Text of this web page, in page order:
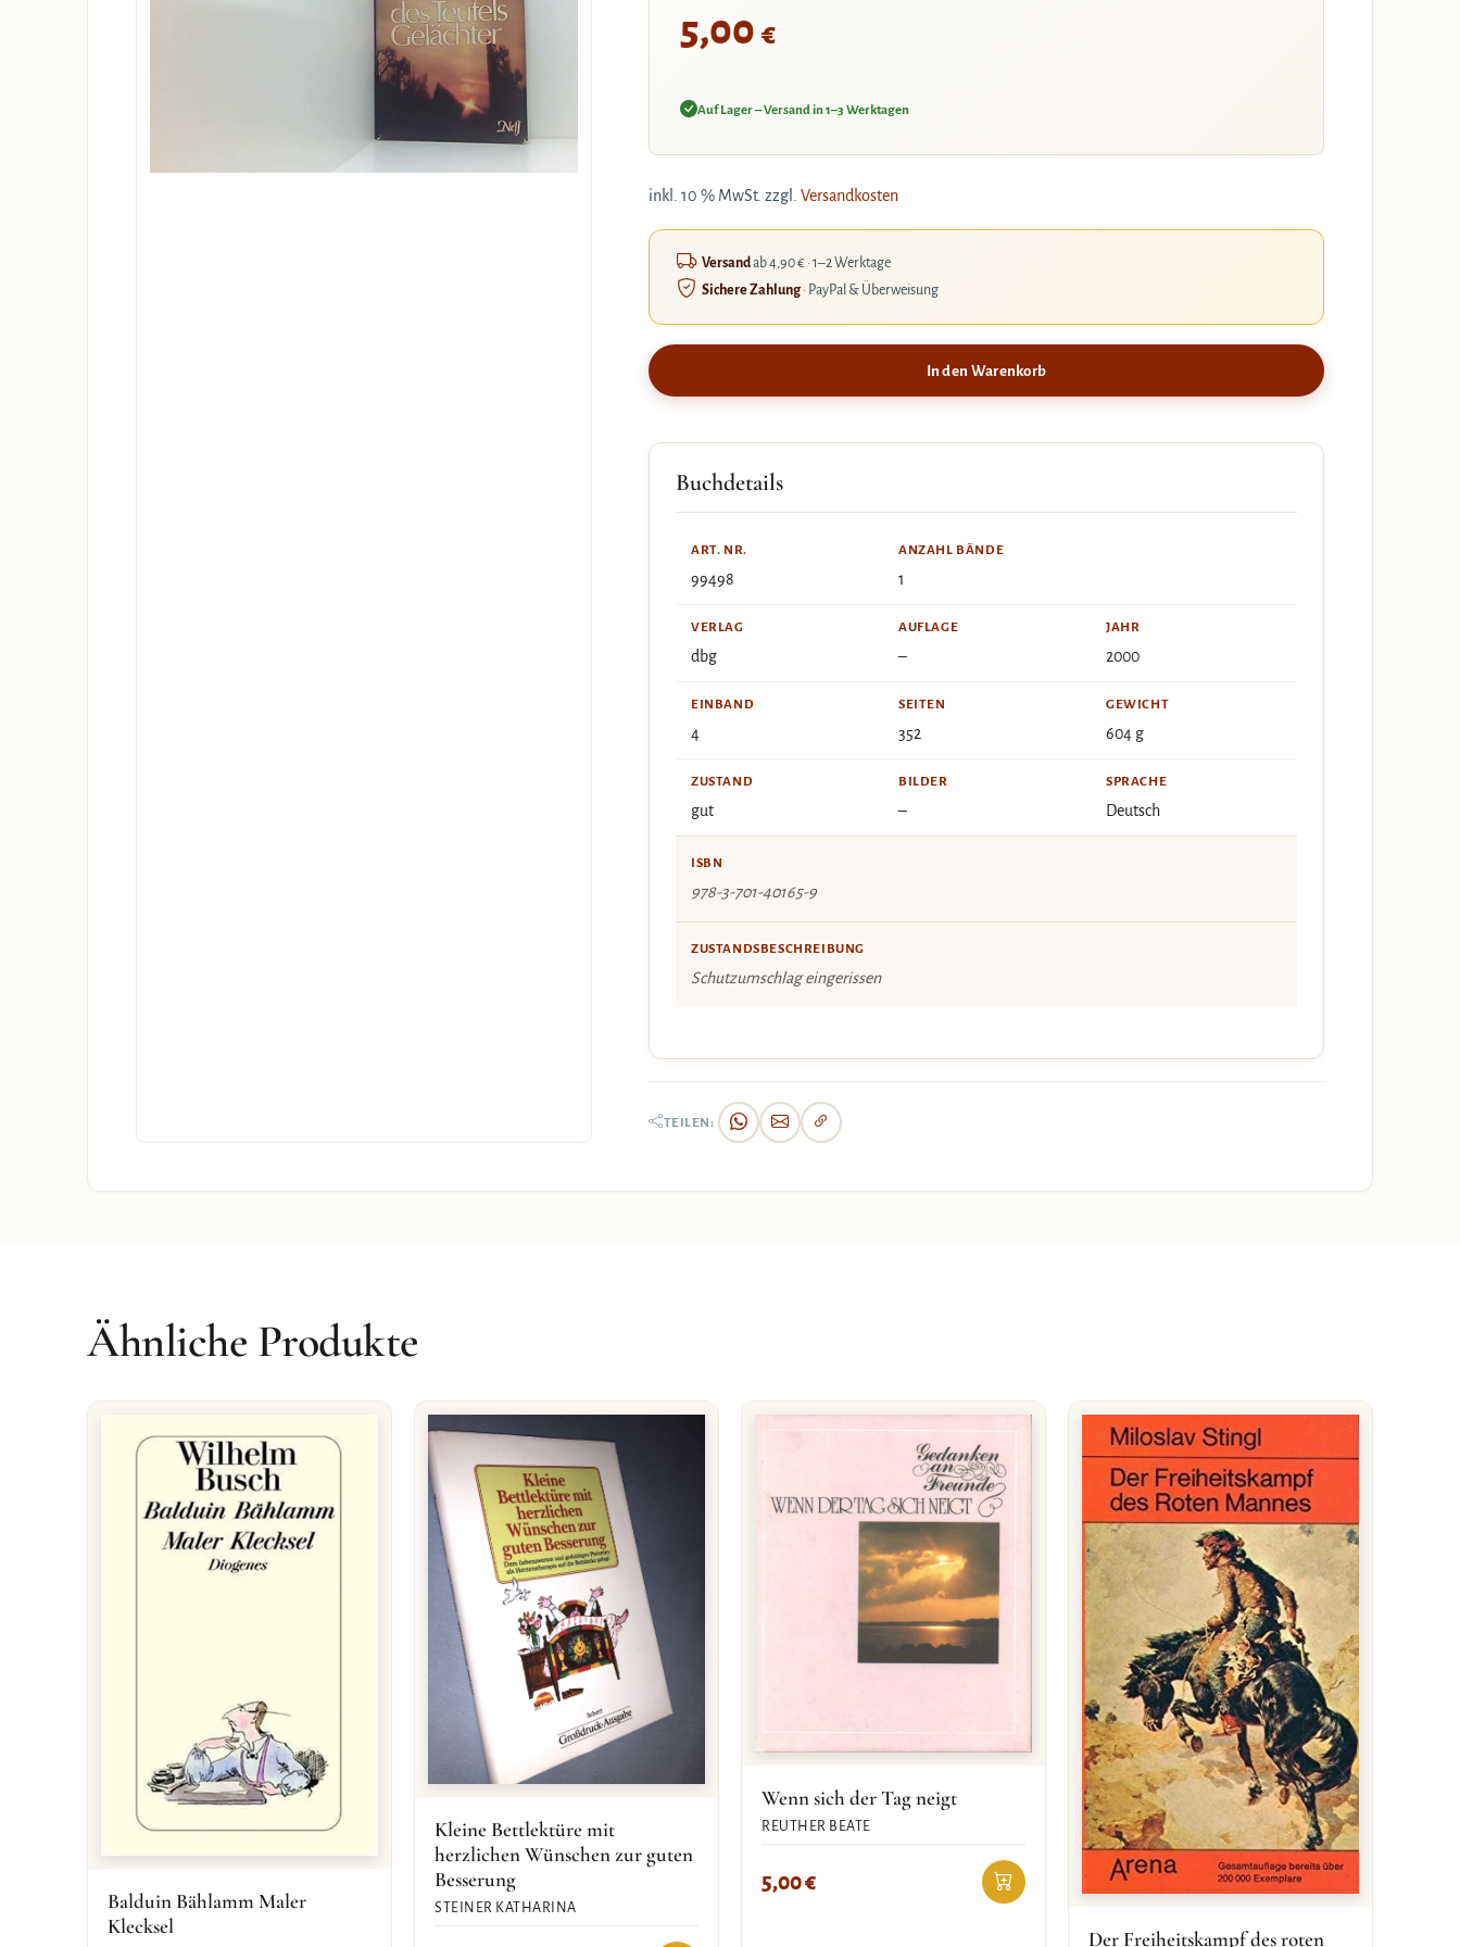
5,00 €
Auf Lager – Versand in 1–3 Werktagen
inkl. 10 % MwSt. zzgl. Versandkosten
Versandab 4,90 € · 1–2 Werktage
Sichere Zahlung· PayPal & Überweisung
In den Warenkorb
Buchdetails
ART. NR.
99498
ANZAHL BÄNDE
1
VERLAG
dbg
AUFLAGE
–
JAHR
2000
EINBAND
4
SEITEN
352
GEWICHT
604 g
ZUSTAND
gut
BILDER
–
SPRACHE
Deutsch
ISBN
978-3-701-40165-9
ZUSTANDSBESCHREIBUNG
Schutzumschlag eingerissen
TEILEN:
Ähnliche Produkte
Balduin Bählamm Maler
Klecksel
Kleine Bettlektüre mit
herzlichen Wünschen zur guten
Besserung
STEINER KATHARINA
Wenn sich der Tag neigt
REUTHER BEATE
5,00€
Der Freiheitskampf des roten